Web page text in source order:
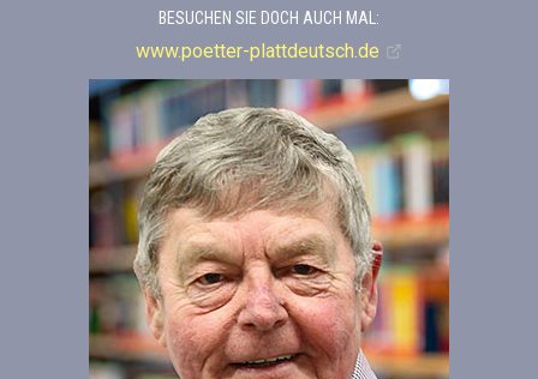
BESUCHEN SIE DOCH AUCH MAL:
www.poetter-plattdeutsch.de